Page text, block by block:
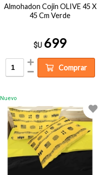
Almohadon Cojin OLIVE 45 X
45 Cm Verde
$U 699
Comprar
Nuevo